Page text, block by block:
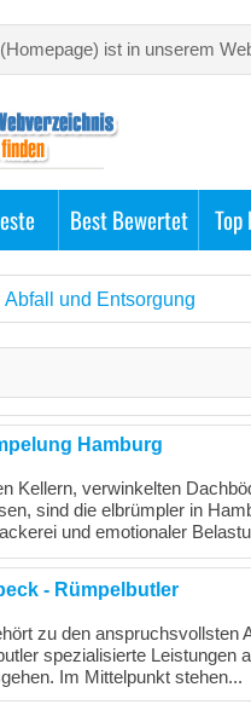
ist in unserem
Best Bewertet Top
Abfall und Entsorgung
Hamburg
Kellern, verwinkelten
sind die elbrümpler in
und emotionaler
- Rümpelbutler
zu den anspruchsvollsten
spezialisierte Leistungen
Im Mittelpunkt stehen...